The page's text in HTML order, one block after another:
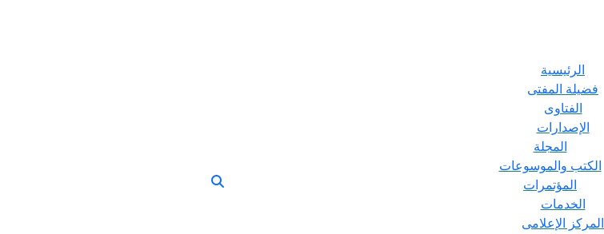
الرئيسية
فضيلة المفتى
الفتاوى
الإصدارات
المجلة
الكتب والموسوعات
المؤتمرات
الخدمات
المركز الإعلامى